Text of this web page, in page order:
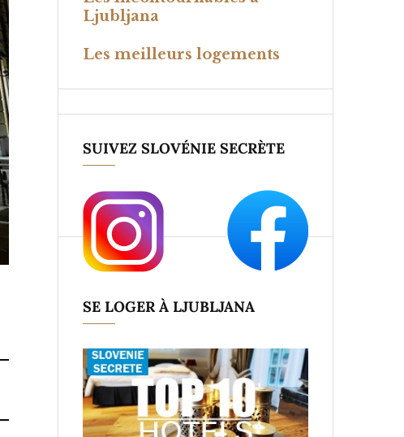
Ljubljana
Les meilleurs logements
SUIVEZ SLOVÉNIE SECRÈTE
SE LOGER À LJUBLJANA